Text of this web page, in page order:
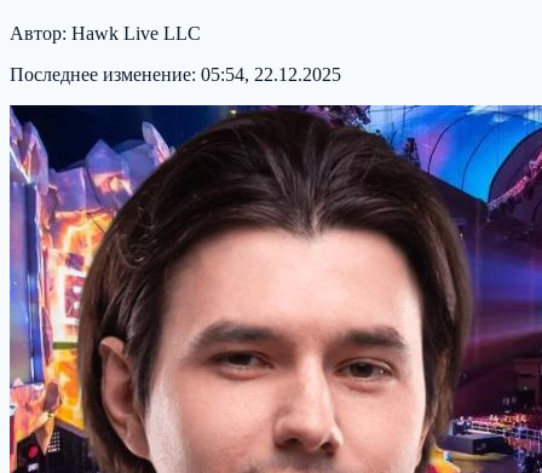
Автор: Hawk Live LLC
Последнее изменение: 05:54, 22.12.2025